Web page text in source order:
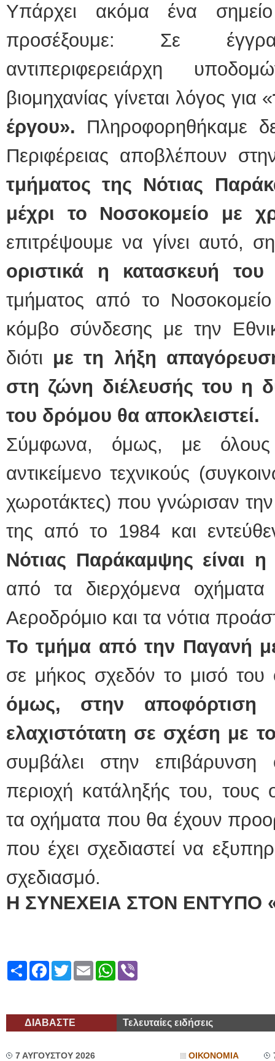
Υπάρχει ακόμα ένα
προσέξουμε: Σε
αντιπεριφερειάρχη
βιομηχανίας γίνεται λόγος για «
έργου». Πληροφορηθήκαμε
Περιφέρειας αποβλέπουν
τμήματος της Νότιας
μέχρι το Νοσοκομείο με
επιτρέψουμε να γίνει αυτό,
οριστικά η κατασκευή
τμήματος από το
κόμβο σύνδεσης με την
διότι με τη λήξη
στη ζώνη διέλευσής του η
του δρόμου θα αποκλειστεί.
Σύμφωνα, όμως, με όλους
αντικείμενο τεχνικούς
χωροτάκτες) που γνώρισαν
της από το 1984 και
Νότιας Παράκαμψης είναι
από τα διερχόμενα
Αεροδρόμιο και τα νότια
Το τμήμα από την Παγανή
σε μήκος σχεδόν το μισό
όμως, στην αποφόρτιση
ελαχιστότατη σε σχέση με
συμβάλει στην
περιοχή κατάληξής του, τους
τα οχήματα που θα έχουν
που έχει σχεδιαστεί να
σχεδιασμό.
Η ΣΥΝΕΧΕΙΑ ΣΤΟΝ ΕΝΤΥΠΟ
ShareFacebook
TwitterEmailWhatsApp
ΔΙΑΒΑΣΤΕ Τελευταίες ειδήσεις
7 ΑΥΓΟΥΣΤΟΥ 2026 ΟΙΚΟΝΟΜΙΑ